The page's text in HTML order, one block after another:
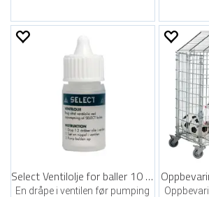
Select Ventilolje for baller 10 ml
En dråpe i ventilen før pumping